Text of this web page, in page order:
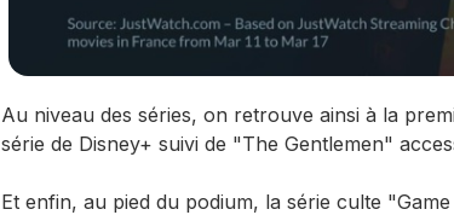
Au niveau des séries, on retrouve ainsi à la
série de Disney+ suivi de "The Gentlemen"
Et enfin, au pied du podium, la série culte